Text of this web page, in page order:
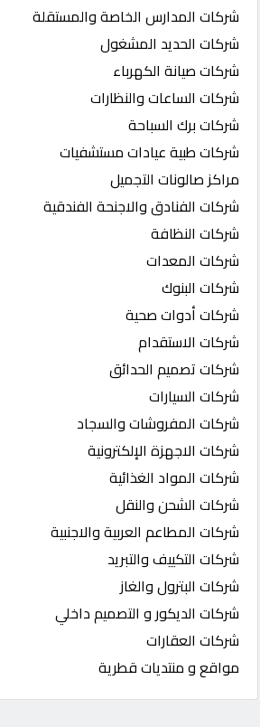
شركات المدارس الخاصة والمستقلة
شركات الحديد المشغول
شركات صيانة الكهرباء
شركات الساعات والنظارات
شركات برك السباحة
شركات طبية عيادات مستشفيات
مراكز صالونات التجميل
شركات الفنادق والاجنحة الفندقية
شركات النظافة
شركات المعدات
شركات البنوك
شركات أدوات صحية
شركات الاستقدام
شركات تصميم الحدائق
شركات السيارات
شركات المفروشات والسجاد
شركات الاجهزة الإلكترونية
شركات المواد الغذائية
شركات الشحن والنقل
شركات المطاعم العربية والاجنبية
شركات التكييف والتبريد
شركات البترول والغاز
شركات الديكور و التصميم داخلي
شركات العقارات
مواقع و منتديات قطرية